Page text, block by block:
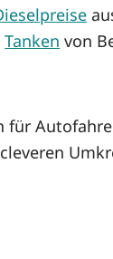
Tanken von
für